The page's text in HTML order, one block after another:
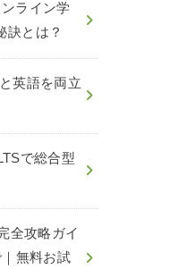
ライン学
訣とは？
英語を両立
で総合型
全攻略ガイ
無料お試